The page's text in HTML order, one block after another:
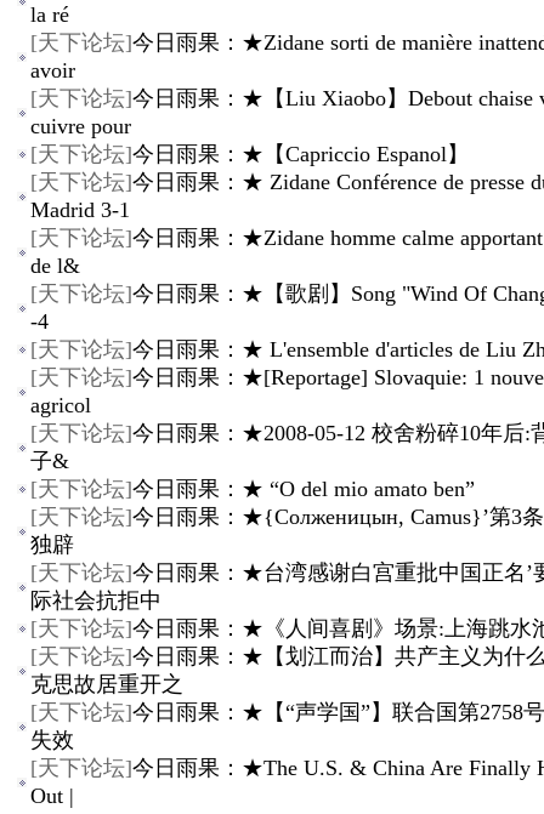
la ré
[天下论坛]今日雨果：★Zidane sorti de manière
avoir
[天下论坛]今日雨果：★【Liu Xiaobo】Debout chaise
cuivre pour
[天下论坛]今日雨果：★【Capriccio Espanol】
[天下论坛]今日雨果：★ Zidane Conférence de presse
Madrid 3-1
[天下论坛]今日雨果：★Zidane homme calme
de l&
[天下论坛]今日雨果：★【歌剧】Song "Wind Of
-4
[天下论坛]今日雨果：★ L'ensemble d'articles de Liu
[天下论坛]今日雨果：★[Reportage] Slovaquie: 1
agricol
[天下论坛]今日雨果：★2008-05-12 校舍粉碎10年后:
子&
[天下论坛]今日雨果：★ “O del mio amato ben”
[天下论坛]今日雨果：★{Солженицын, Camus}’第3
独辟
[天下论坛]今日雨果：★台湾感谢白宫重批中国正名’
际社会抗拒中
[天下论坛]今日雨果：★《人间喜剧》场景:上海跳水
[天下论坛]今日雨果：★【划江而治】共产主义为什
克思故居重开之
[天下论坛]今日雨果：★【“声学国”】联合国第2758
失效
[天下论坛]今日雨果：★The U.S. & China Are Finally
Out |